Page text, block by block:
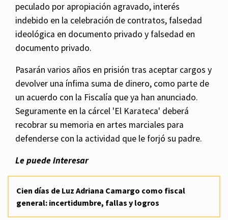
peculado por apropiación agravado, interés
indebido en la celebración de contratos, falsedad
ideológica en documento privado y falsedad en
documento privado.
Pasarán varios años en prisión tras aceptar cargos y
devolver una ínfima suma de dinero, como parte de
un acuerdo con la Fiscalía que ya han anunciado.
Seguramente en la cárcel 'El Karateca' deberá
recobrar su memoria en artes marciales para
defenderse con la actividad que le forjó su padre.
Le puede interesar
Cien días de Luz Adriana Camargo como fiscal
general: incertidumbre, fallas y logros